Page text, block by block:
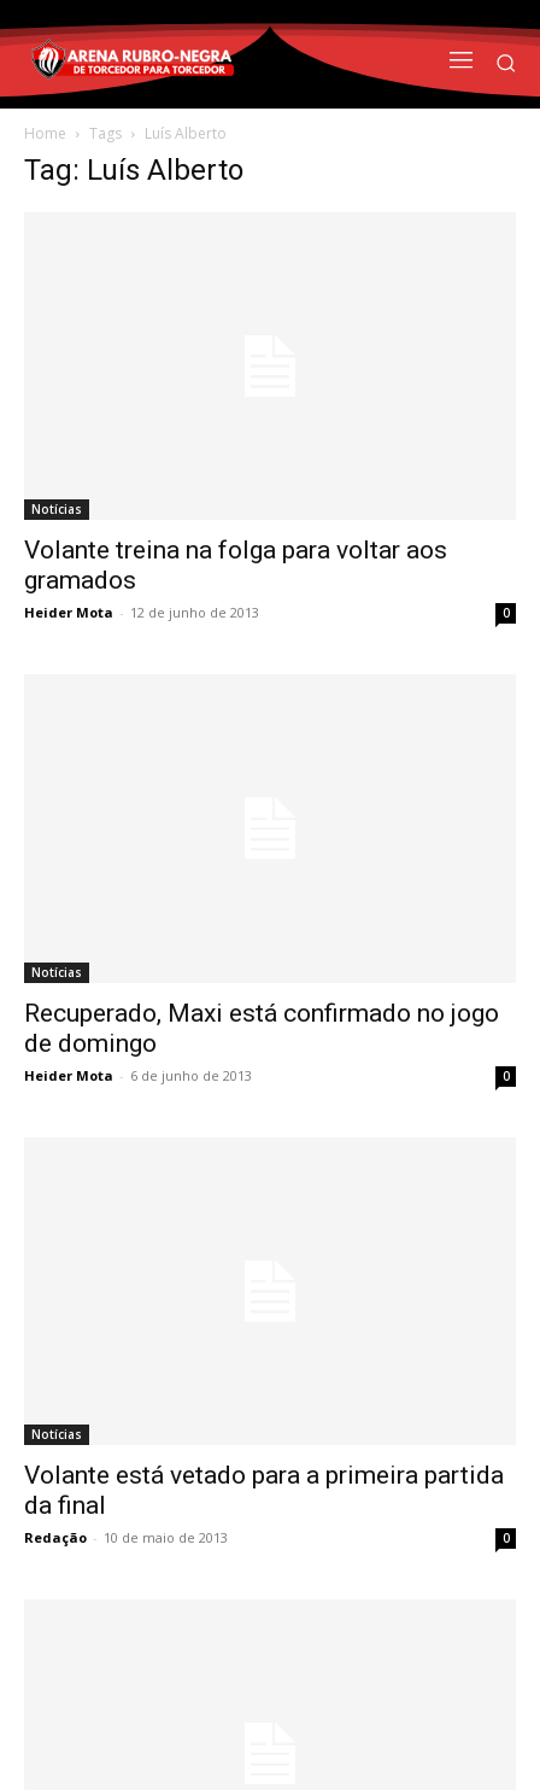
Home Tags Luís Alberto
Tag: Luís Alberto
Notícias
Volante treina na folga para voltar aos
gramados
Heider Mota - 12 de junho de 2013 0
Notícias
Recuperado, Maxi está confirmado no jogo
de domingo
Heider Mota - 6 de junho de 2013 0
Notícias
Volante está vetado para a primeira partida
da final
Redação - 10 de maio de 2013 0